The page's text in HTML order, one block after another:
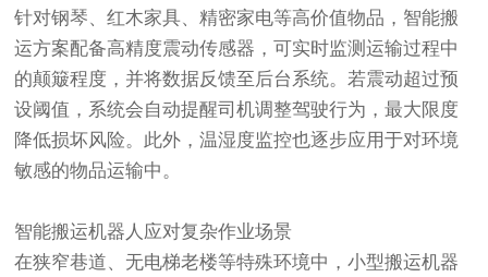
针对钢琴、红木家具、精密家电等高价值物品，智能搬
运方案配备高精度震动传感器，可实时监测运输过程中
的颠簸程度，并将数据反馈至后台系统。若震动超过预
设阈值，系统会自动提醒司机调整驾驶行为，最大限度
降低损坏风险。此外，温湿度监控也逐步应用于对环境
敏感的物品运输中。
智能搬运机器人应对复杂作业场景‌
在狭窄巷道、无电梯老楼等特殊环境中，小型搬运机器